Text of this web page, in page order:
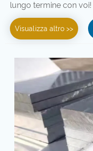
lungo termine con voi!
Visualizza altro >>